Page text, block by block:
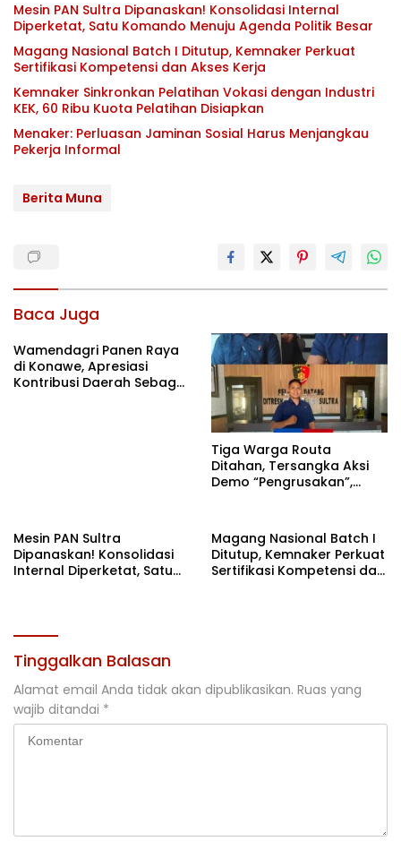
Mesin PAN Sultra Dipanaskan! Konsolidasi Internal
Diperketat, Satu Komando Menuju Agenda Politik Besar
Magang Nasional Batch I Ditutup, Kemnaker Perkuat
Sertifikasi Kompetensi dan Akses Kerja
Kemnaker Sinkronkan Pelatihan Vokasi dengan Industri
KEK, 60 Ribu Kuota Pelatihan Disiapkan
Menaker: Perluasan Jaminan Sosial Harus Menjangkau
Pekerja Informal
Berita Muna
Baca Juga
Wamendagri Panen Raya
di Konawe, Apresiasi
Kontribusi Daerah Sebagai
Tiga Warga Routa
Ditahan, Tersangka Aksi
Demo “Pengrusakan”,
Mesin PAN Sultra
Dipanaskan! Konsolidasi
Internal Diperketat, Satu
Magang Nasional Batch I
Ditutup, Kemnaker Perkuat
Sertifikasi Kompetensi dan
Tinggalkan Balasan
Alamat email Anda tidak akan dipublikasikan. Ruas yang
wajib ditandai *